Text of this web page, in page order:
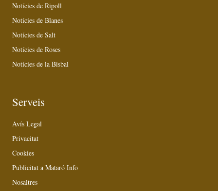
Notícies de Ripoll
Notícies de Blanes
Notícies de Salt
Notícies de Roses
Notícies de la Bisbal
Serveis
Avís Legal
Privacitat
Cookies
Publicitat a Mataró Info
Nosaltres